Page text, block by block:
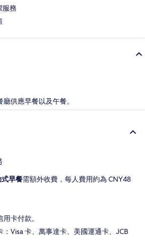
服務
供應早餐以及午餐。
早餐需額外收費，每人費用約為 CNY48
卡付款。
：Visa 卡、萬事達卡、美國運通卡、JCB